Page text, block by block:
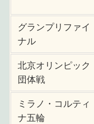
グランプリファイ
ナル
北京オリンピック
団体戦
ミラノ・コルティ
ナ五輪